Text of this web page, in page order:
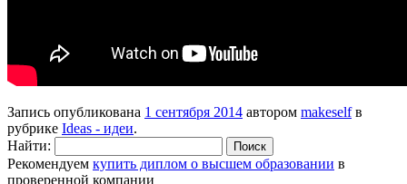
Запись опубликована 1 сентября 2014 автором makeselfв
рубрике Ideas - идеи.
Найти:
Рекомендуем купить диплом о высшем образовании в
проверенной компании